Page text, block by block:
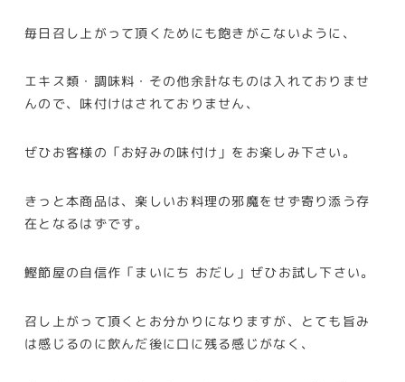
毎日召し上がって頂くためにも飽きがこないように、
エキス類・調味料・その他余計なものは入れておりませ
んので、味付けはされておりません、
ぜひお客様の「お好みの味付け」をお楽しみ下さい。
きっと本商品は、楽しいお料理の邪魔をせず寄り添う存
在となるはずです。
鰹節屋の自信作「まいにち おだし」ぜひお試し下さい。
召し上がって頂くとお分かりになりますが、とても旨み
は感じるのに飲んだ後に口に残る感じがなく、